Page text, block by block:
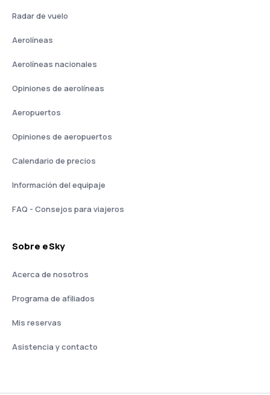
Radar de vuelo
Aerolíneas
Aerolíneas nacionales
Opiniones de aerolíneas
Aeropuertos
Opiniones de aeropuertos
Calendario de precios
Información del equipaje
FAQ - Consejos para viajeros
Sobre eSky
Acerca de nosotros
Programa de afiliados
Mis reservas
Asistencia y contacto